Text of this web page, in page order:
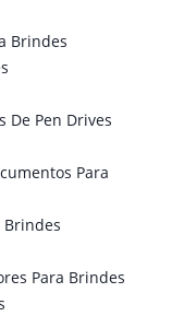
Brindes
De Pen Drives
Para
Brindes
Para Brindes